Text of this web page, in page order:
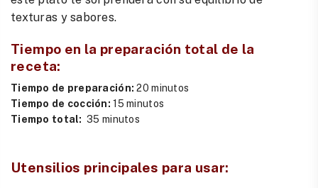
texturas y sabores.
Tiempo en la preparación total de la
receta:
Tiempo de preparación: 20 minutos
Tiempo de cocción: 15 minutos
Tiempo total: 35 minutos
Utensilios principales para usar: